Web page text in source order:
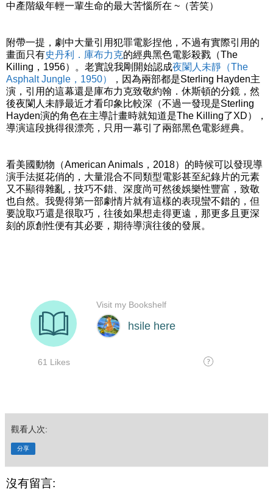
中產階級年輕一輩生命的最大苦惱所在 ~（苦笑）
附帶一提，劇中大量引用犯罪電影捏他，不過有實際引用的
畫面只有史丹利．庫布力克的經典黑色電影殺戮（The
Killing，1956）。老實說我剛開始認成夜闌人未靜（The
Asphalt Jungle，1950）
，因為兩部都是Sterling Hayden主
演，引用的這幕還是庫布力克致敬約翰．休斯頓的分鏡，然
後夜闌人未靜最近才看印象比較深（不過一發現是Sterling
Hayden演的角色在主導計畫時就知道是The Killing了XD），
導演這段挑得很漂亮，只用一幕引了兩部黑色電影經典。
看美國動物（American Animals，2018）的時候可以發現導
演手法挺花俏的，大量混合不同類型電影甚至紀錄片的元素
又不顯得雜亂，技巧不錯、深度尚可然後娛樂性豐富，致敬
也自然。我覺得第一部劇情片就有這樣的表現蠻不錯的，但
要說取巧還是很取巧，往後如果想走得更遠，那更多且更深
刻的原創性便有其必要，期待導演往後的發展。
觀看人次:
分享
沒有留言: